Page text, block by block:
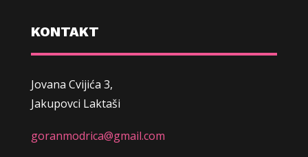
KONTAKT
Jovana Cvijića 3,
Jakupovci Laktaši
goranmodrica@gmail.com